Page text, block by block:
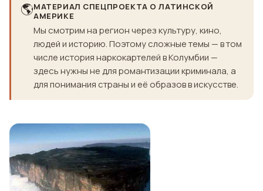
🌎МАТЕРИАЛ СПЕЦПРОЕКТА О ЛАТИНСКОЙ
АМЕРИКЕ
Мы смотрим на регион через культуру, кино,
людей и историю. Поэтому сложные темы — в том
числе история наркокартелей в Колумбии —
здесь нужны не для романтизации криминала, а
для понимания страны и её образов в искусстве.